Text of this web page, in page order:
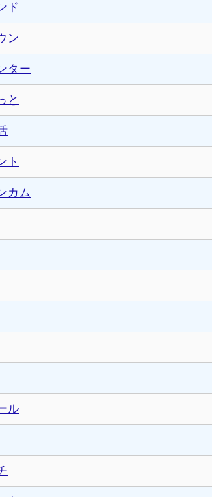
ド
ン
ター
と
ト
カム
ル